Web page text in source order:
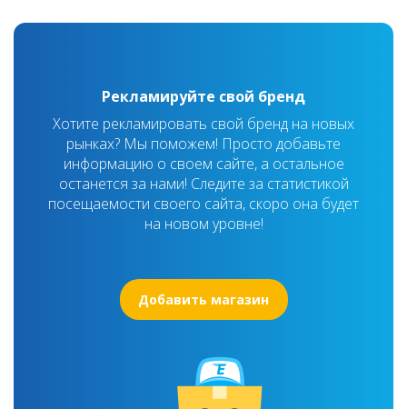
Рекламируйте свой бренд
Хотите рекламировать свой бренд на новых
рынках? Мы поможем! Просто добавьте
информацию о своем сайте, а остальное
останется за нами! Следите за статистикой
посещаемости своего сайта, скоро она будет
на новом уровне!
Добавить магазин